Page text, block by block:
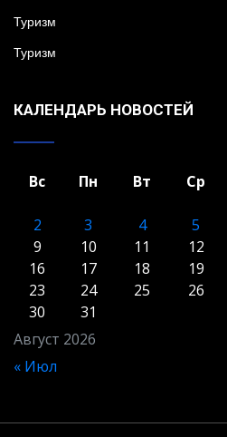
Туризм
Туризм
КАЛЕНДАРЬ НОВОСТЕЙ
Август 2026
Вс Пн Вт Ср
2
3 4 5
9
10 11 12
16
17 18 19
23
24 25 26
30
31
« Июл